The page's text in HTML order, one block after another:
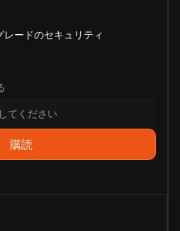
ードのセキュリティ